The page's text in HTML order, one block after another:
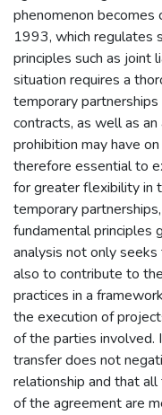
phenomenon becomes
1993, which regulates
principles such as joint
situation requires a
temporary
contracts, as well as
prohibition may have
therefore essential to
for greater flexibility in
temporary
fundamental principles
analysis not only
also to contribute to
practices in a
the execution of
of the parties involved.
transfer does not
relationship and that
of the agreement are